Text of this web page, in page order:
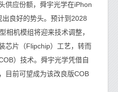
应份额，舜宇光学在iPhon
良好的势头。预计到2028
相机模组将迎来技术调整，
芯片（Flipchip）工艺，转而
）技术。舜宇光学凭借自
目前可望成为该改良版COB